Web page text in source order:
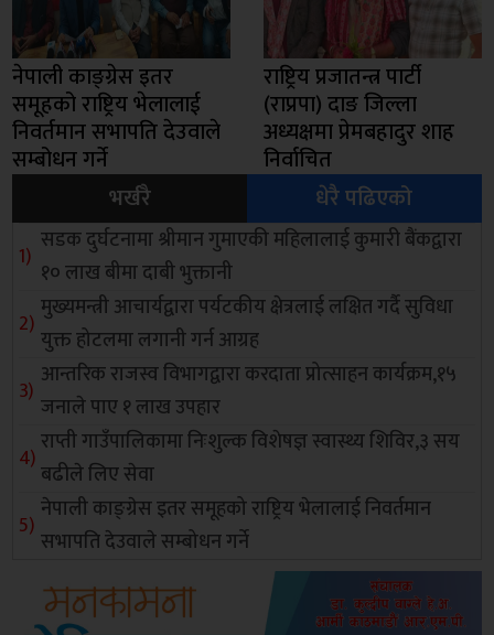
नेपाली काङ्ग्रेस इतर
समूहको राष्ट्रिय भेलालाई
निवर्तमान सभापति देउवाले
सम्बोधन गर्ने
राष्ट्रिय प्रजातन्त्र पार्टी
(राप्रपा) दाङ जिल्ला
अध्यक्षमा प्रेमबहादुर शाह
निर्वाचित
भर्खरै
धेरै पढिएको
सडक दुर्घटनामा श्रीमान गुमाएकी महिलालाई कुमारी बैंकद्वारा
१० लाख बीमा दाबी भुक्तानी
मुख्यमन्त्री आचार्यद्वारा पर्यटकीय क्षेत्रलाई लक्षित गर्दै सुविधा
युक्त होटलमा लगानी गर्न आग्रह
आन्तरिक राजस्व विभागद्वारा करदाता प्रोत्साहन कार्यक्रम,१५
जनाले पाए १ लाख उपहार
राप्ती गाउँपालिकामा निःशुल्क विशेषज्ञ स्वास्थ्य शिविर,३ सय
बढीले लिए सेवा
नेपाली काङ्ग्रेस इतर समूहको राष्ट्रिय भेलालाई निवर्तमान
सभापति देउवाले सम्बोधन गर्ने